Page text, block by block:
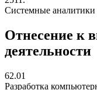
Системные аналитики
Отнесение к
деятельности
62.01
Разработка